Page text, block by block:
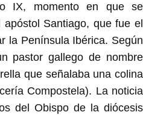
IX, momento en que se
Santiago, que fue el
la Península Ibérica. Según
pastor gallego de nombre
que señalaba una colina
Compostela). La noticia
del Obispo de la diócesis